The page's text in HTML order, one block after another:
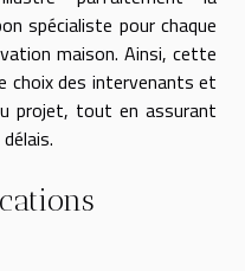
spécialiste pour chaque
maison. Ainsi, cette
choix des intervenants et
projet, tout en assurant